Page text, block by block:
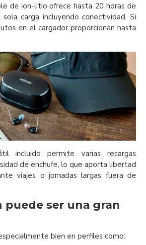
de ion-litio ofrece hasta 20 horas de
carga incluyendo conectividad. Si
en el cargador proporcionan hasta
incluido permite varias recargas
de enchufe, lo que aporta libertad
viajes o jornadas largas fuera de
puede ser una gran
bien en perfiles como: